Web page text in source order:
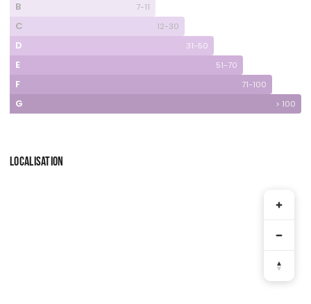
B 7-11
C 12-30
D 31-50
E 51-70
F 71-100
G > 100
LOCALISATION